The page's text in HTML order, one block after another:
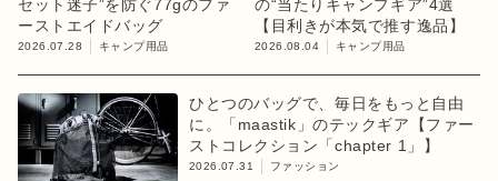
セット迷子”を防ぐ77gのファ
ーストエイドバッグ
2026.07.28 キャンプ用品
の“当たりキャンプギア”4選
【目利きが本気で推す逸品】
2026.08.04 キャンプ用品
ひとつのバッグで、毎日をもっと自由
に。「maastik」のテックギア【ファー
ストコレクション「chapter 1」】
2026.07.31 ファッション